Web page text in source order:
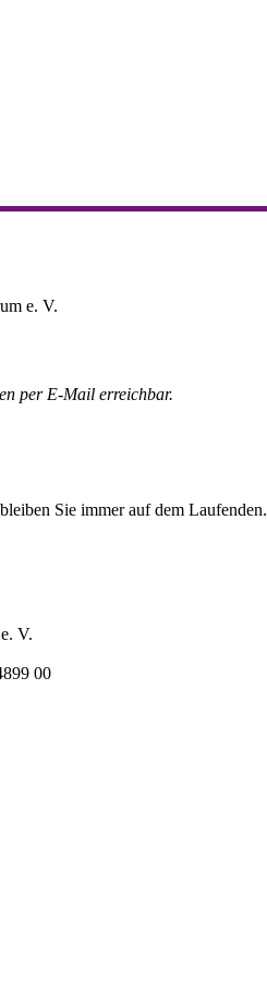
e. V.
per E-Mail erreichbar.
Sie immer auf dem Laufenden.
V.
00